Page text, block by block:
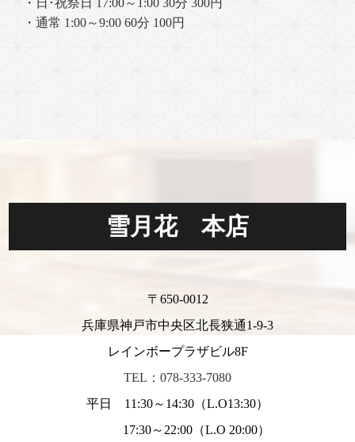
・通常 1:00～9:00 60分 100円
雪月花 本店
〒650-0012
兵庫県神戸市中央区北長狭通1-9-3
レインボープラザビル8F
TEL：078-333-7080
平日 11:30～14:30（L.O13:30）
17:30～22:00（L.O 20:00）